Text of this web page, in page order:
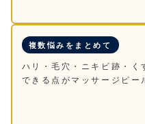
複数悩みをまとめて
ハリ・毛穴・ニキビ跡・く
できる点がマッサージピー